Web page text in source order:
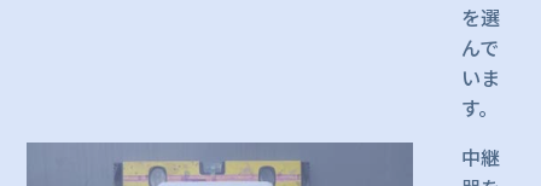
を選
んで
いま
す。
中継